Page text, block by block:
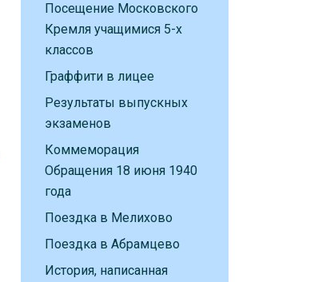
Посещение Московского
Кремля учащимися 5-х
классов
Граффити в лицее
Результаты выпускных
экзаменов
Коммеморация
Обращения 18 июня 1940
года
Поездка в Мелихово
Поездка в Абрамцево
История, написанная